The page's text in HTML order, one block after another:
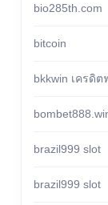
bio285th.com
bitcoin
bkkwin เครดิต
brazil999 slot
brazil999 slot